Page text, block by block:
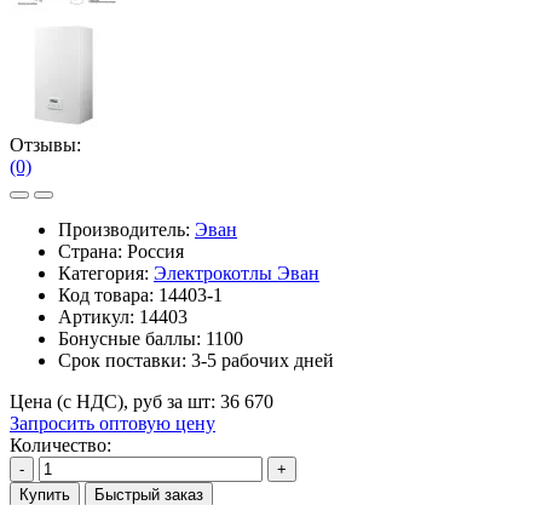
Отзывы:
(0)
Производитель: Эван
Страна: Россия
Категория: Электрокотлы Эван
Код товара: 14403-1
Артикул: 14403
Бонусные баллы: 1100
Срок поставки: 3-5 рабочих дней
Цена (с НДС), руб за шт: 36 670
Запросить оптовую цену
Количество:
-
+
Купить
Быстрый заказ